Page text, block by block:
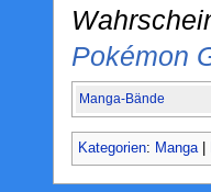
Pokémon
Manga-Bände
Kategorien: Manga|